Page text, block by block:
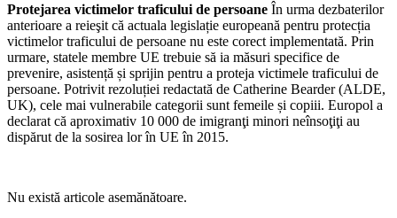
Protejarea victimelor traficului de persoane În urma dezbaterilor
anterioare a reieşit că actuala legislație europeană pentru protecția
victimelor traficului de persoane nu este corect implementată. Prin
urmare, statele membre UE trebuie să ia măsuri specifice de
prevenire, asistență și sprijin pentru a proteja victimele traficului de
persoane. Potrivit rezoluției redactată de Catherine Bearder (ALDE,
UK), cele mai vulnerabile categorii sunt femeile și copiii. Europol a
declarat că aproximativ 10 000 de imigranţi minori neînsoţiţi au
dispărut de la sosirea lor în UE în 2015.
Nu există articole asemănătoare.